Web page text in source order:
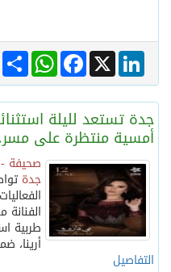
Share
WhatsAppFacebook X
LinkedIn
جدة تستعد لليلة
أمسية منتظرة على مسرح
صحيفة -
جدة
طربية
التفاصيل